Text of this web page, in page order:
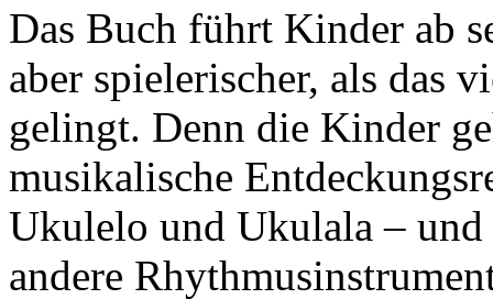
Das Buch führt Kinder ab
aber spielerischer, als das
gelingt. Denn die Kinder
musikalische
Ukulelo und Ukulala – und
andere